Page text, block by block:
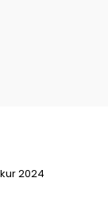
2024